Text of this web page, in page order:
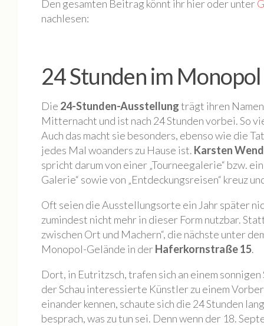
Mieten
Rundgang
BILDAUSWAHL 2023
Buchlesung Atelier Maritta Brückner
BILDAUSWAHL 2022
Nacht der Kunst 2022
Fotos Kultur im Dialog | SKULPTUREN + Schwingungen /
Die Geschichte eines Tiny House
BILDAUSWAHL 2021
MONOPOL Nacht der Kunst 2021
Jahresrückblick 2020
MONOPOL Sommerfest 2020
Ausstellung „Blue Quarantine Station IV“
Den gesamten Beitrag könnt ihr hier oder unter
nachlesen:
24 Stunden im Monopol
Die 24-Stunden-Ausstellungträgt ihren
Mitternacht und ist nach 24 Stunden vorbei. So
Auch das macht sie besonders, ebenso wie die
jedes Mal woanders zu Hause ist. Karsten
spricht darum von einer „Tourneegalerie“ bzw.
Galerie“ sowie von „Entdeckungsreisen“ kreuz
Oft seien die Ausstellungsorte ein Jahr später
zumindest nicht mehr in dieser Form nutzbar.
zwischen Ort und Machern“, die nächste unter
Monopol-Gelände in derHaferkornstraße 15.
Dort, in Eutritzsch, trafen sich an einem
der Schau interessierte Künstler zu einem
einander kennen, schaute sich die 24 Stunden
besprach, was zu tun sei. Denn wenn der 18.